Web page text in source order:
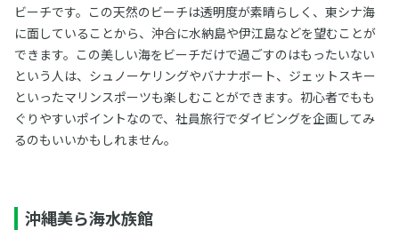
ビーチです。この天然のビーチは透明度が素晴らしく、東シナ海
に面していることから、沖合に水納島や伊江島などを望むことが
できます。この美しい海をビーチだけで過ごすのはもったいない
という人は、シュノーケリングやバナナボート、ジェットスキー
といったマリンスポーツも楽しむことができます。初心者でもも
ぐりやすいポイントなので、社員旅行でダイビングを企画してみ
るのもいいかもしれません。
沖縄美ら海水族館